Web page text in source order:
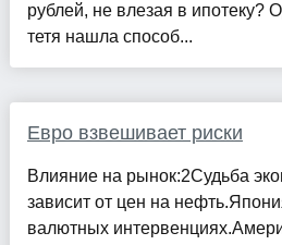
рублей, не влезая в ипотеку?
тетя нашла способ...
Евро взвешивает риски
Влияние на рынок:2Судьба
зависит от цен на
валютных